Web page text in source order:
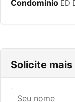
Condomínio ED
Solicite